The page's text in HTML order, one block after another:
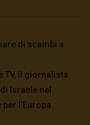
– Mauro
di scambi a
TV, il giornalista
Israele nel
l’Europa.